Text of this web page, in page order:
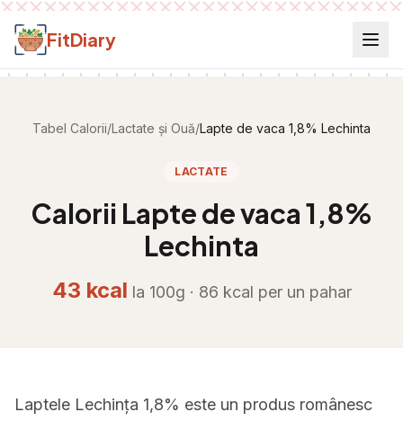
Salt la conținut
FitDiary
Tabel Calorii/Lactate și Ouă/Lapte de vaca 1,8% Lechinta
LACTATE
Calorii Lapte de vaca 1,8%
Lechinta
43 kcal la 100g · 86 kcal per un pahar
Laptele Lechința 1,8% este un produs românesc